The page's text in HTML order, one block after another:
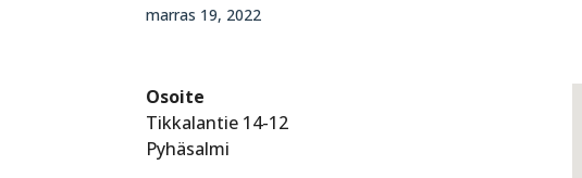
marras 19, 2022
Osoite
Tikkalantie 14-12
Pyhäsalmi